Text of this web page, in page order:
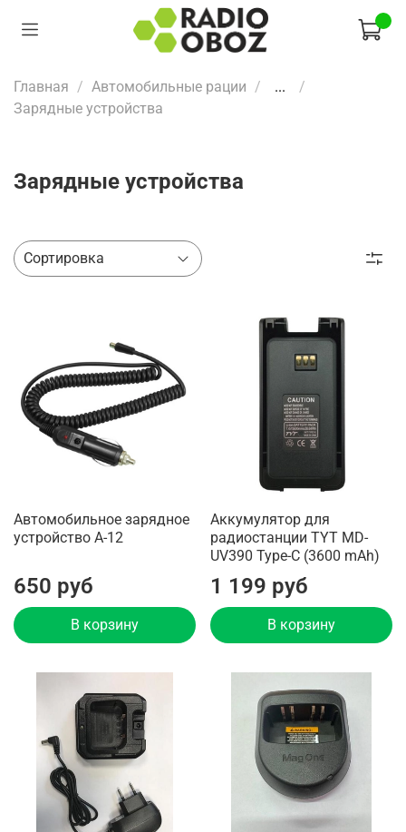
Главная Автомобильные рации
...
Зарядные устройства
Зарядные устройства
Автомобильное зарядное
устройство А-12
650 руб
В корзину
Аккумулятор для
радиостанции TYT MD-
UV390 Type-C (3600 mAh)
1 199 руб
В корзину